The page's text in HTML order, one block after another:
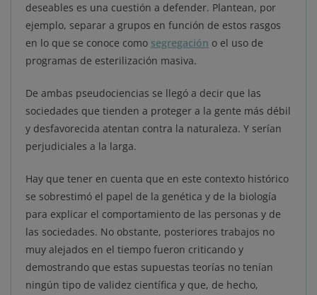
deseables es una cuestión a defender. Plantean, por
ejemplo, separar a grupos en función de estos rasgos
en lo que se conoce como segregación o el uso de
programas de esterilización masiva.
De ambas pseudociencias se llegó a decir que las
sociedades que tienden a proteger a la gente más débil
y desfavorecida atentan contra la naturaleza. Y serían
perjudiciales a la larga.
Hay que tener en cuenta que en este contexto histórico
se sobrestimó el papel de la genética y de la biología
para explicar el comportamiento de las personas y de
las sociedades. No obstante, posteriores trabajos no
muy alejados en el tiempo fueron criticando y
demostrando que estas supuestas teorías no tenían
ningún tipo de validez científica y que, de hecho,